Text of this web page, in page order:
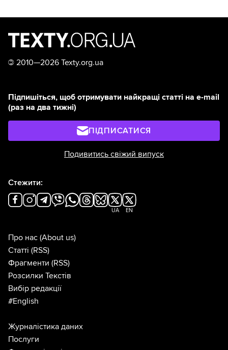
© 2010—2026 Texty.org.ua
Підпишіться, щоб отримувати найкращі статті на e-mail
(раз на два тижні)
ПІДПИСАТИСЯ
Подивитись свіжий випуск
Стежити:
UA EN
Про нас (About us)
Статті (RSS)
Фрагменти (RSS)
Розсилки Текстів
Вибір редакції
#English
Журналістика даних
Послуги